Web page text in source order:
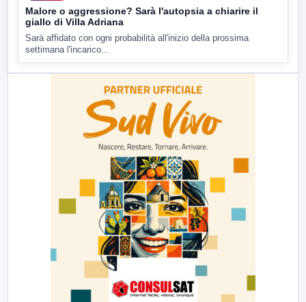
Malore o aggressione? Sarà l'autopsia a chiarire il
giallo di Villa Adriana
Sarà affidato con ogni probabilità all'inizio della prossima
settimana l'incarico...